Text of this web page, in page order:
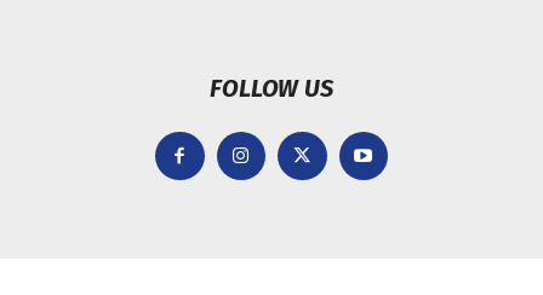
FOLLOW US